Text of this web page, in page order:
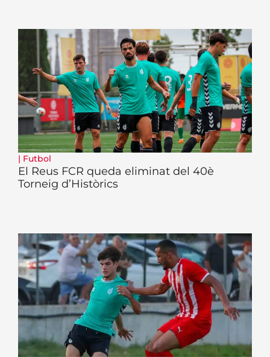
| Futbol
El Reus FCR queda eliminat del 40è
Torneig d’Històrics